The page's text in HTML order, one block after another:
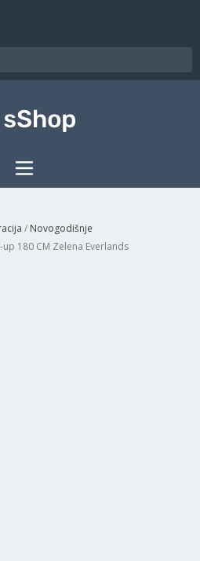
/ Novogodišnje
180 CM Zelena Everlands